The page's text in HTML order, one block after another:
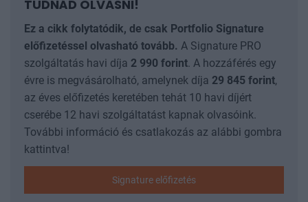
TUDNÁD OLVASNI!
Ez a cikk folytatódik, de csak Portfolio Signature
előfizetéssel olvasható tovább. A Signature PRO
szolgáltatás havi díja 2 990 forint. A hozzáférés egy
évre is megvásárolható, amelynek díja 29 845 forint,
az éves előfizetés keretében tehát 10 havi díjért
cserébe 12 havi szolgáltatást kapnak olvasóink.
További információ és csatlakozás az alábbi gombra
kattintva!
Signature előfizetés